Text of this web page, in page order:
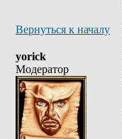
Вернуться к началу
yorick
Модератор